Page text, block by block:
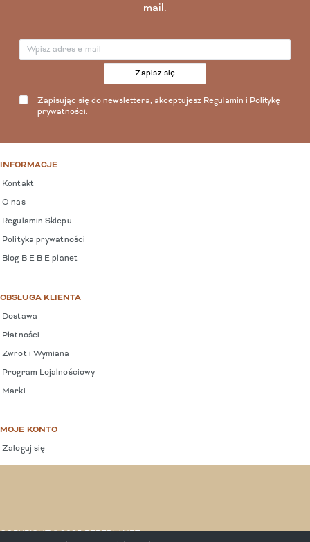
mail.
Zapisz się
Zapisując się do newslettera, akceptujesz Regulamin i Politykę
prywatności.
INFORMACJE
Kontakt
O nas
Regulamin Sklepu
Polityka prywatności
Blog B E B E planet
OBSŁUGA KLIENTA
Dostawa
Płatności
Zwrot i Wymiana
Program Lojalnościowy
Marki
MOJE KONTO
Zaloguj się
COPYRIGHT © 2025 BEBEPLANET.